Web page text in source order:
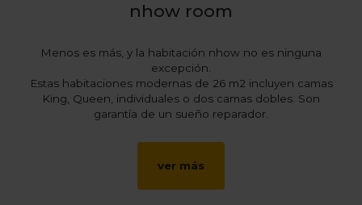
nhow room
Menos es más, y la habitación nhow no es ninguna
excepción.
Estas habitaciones modernas de 26 m2 incluyen camas
King, Queen, individuales o dos camas dobles. Son
garantía de un sueño reparador.
ver más